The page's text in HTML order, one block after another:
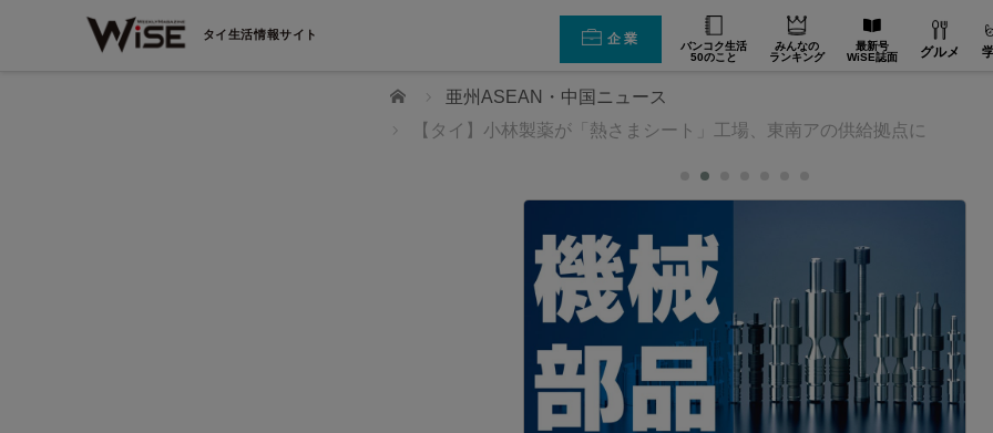
タイ生活情報サイト 企業
バンコク生活
50のこと
みんなの
ランキング
最新号
WiSE誌面
グルメ
ホーム
亜州ASEAN・中国ニュース
【タイ】小林製薬が「熱さまシート」工場、東南アの供給拠点に